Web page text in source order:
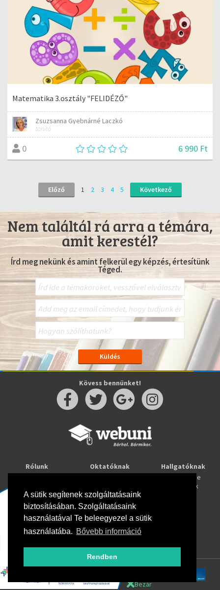
A sütik segítenek szolgáltatásaink
biztosításában. Szolgáltatásaink
használatával Te beleegyezel a sütik
használatába. Bővebb információ
Rendben
Matematika 3.osztály "FELIDÉZŐ"
Zsuzsanna Gyebnárné Laczkó
tanító
0 6 990 Ft
Előző 1 2 3 4 5 Következő
Bezár
Nem találtál rá arra a témára,
amit kerestél?
Írd meg nekünk és amint felkerül egy képzés, értesítünk
Téged.
Kövess bennünket!
Rólunk
Oktatóknak
Webuni Stúdió
Hallgatóknak
Tanulj online
Képzések
Info
Adatkezelési tájékoztató
ÁSZF
Hirlevél adatkezelési tájékoztató
GYIK